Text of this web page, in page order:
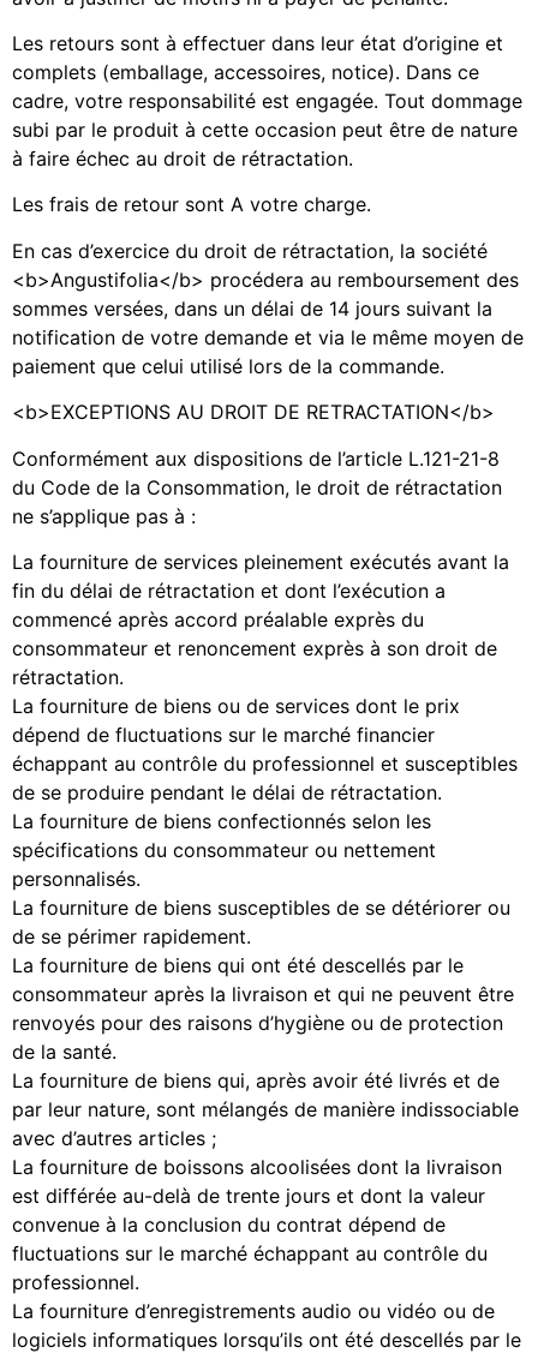
Les retours sont à effectuer dans leur état d’origine et
complets (emballage, accessoires, notice). Dans ce
cadre, votre responsabilité est engagée. Tout dommage
subi par le produit à cette occasion peut être de nature
à faire échec au droit de rétractation.
Les frais de retour sont A votre charge.
En cas d’exercice du droit de rétractation, la société
<b>Angustifolia</b> procédera au remboursement des
sommes versées, dans un délai de 14 jours suivant la
notification de votre demande et via le même moyen de
paiement que celui utilisé lors de la commande.
<b>EXCEPTIONS AU DROIT DE RETRACTATION</b>
Conformément aux dispositions de l’article L.121-21-8
du Code de la Consommation, le droit de rétractation
ne s’applique pas à :
La fourniture de services pleinement exécutés avant la
fin du délai de rétractation et dont l’exécution a
commencé après accord préalable exprès du
consommateur et renoncement exprès à son droit de
rétractation.
La fourniture de biens ou de services dont le prix
dépend de fluctuations sur le marché financier
échappant au contrôle du professionnel et susceptibles
de se produire pendant le délai de rétractation.
La fourniture de biens confectionnés selon les
spécifications du consommateur ou nettement
personnalisés.
La fourniture de biens susceptibles de se détériorer ou
de se périmer rapidement.
La fourniture de biens qui ont été descellés par le
consommateur après la livraison et qui ne peuvent être
renvoyés pour des raisons d’hygiène ou de protection
de la santé.
La fourniture de biens qui, après avoir été livrés et de
par leur nature, sont mélangés de manière indissociable
avec d’autres articles ;
La fourniture de boissons alcoolisées dont la livraison
est différée au-delà de trente jours et dont la valeur
convenue à la conclusion du contrat dépend de
fluctuations sur le marché échappant au contrôle du
professionnel.
La fourniture d’enregistrements audio ou vidéo ou de
logiciels informatiques lorsqu’ils ont été descellés par le